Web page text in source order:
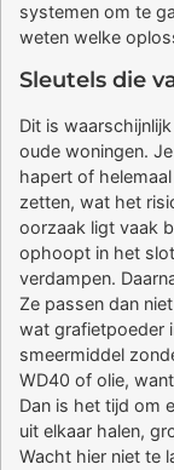
systemen om te
weten welke
Sleutels die
Dit is
oude woningen.
hapert of
zetten, wat het
oorzaak ligt vaak
ophoopt in het
verdampen.
Ze passen dan
wat grafietpoeder
smeermiddel
WD40 of olie,
Dan is het tijd om
uit elkaar halen,
Wacht hier niet te